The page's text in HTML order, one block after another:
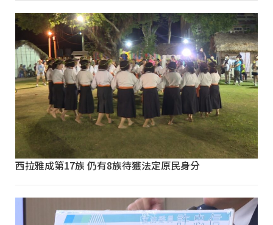
西拉雅成第17族 仍有8族待獲法定原民身分